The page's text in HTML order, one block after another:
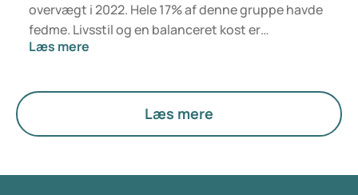
overvægt i 2022. Hele 17% af denne gruppe havde
fedme. Livsstil og en balanceret kost er
grundlaget for en sund vægt, men hvis det ikke er
Mounjaro er udviklet til behandling af type 2-
diabetes, er Wegovy udviklet til vægttab og
vægtvedligeholdelse. Mounjaro har dog også
Læs mere
Læs mere